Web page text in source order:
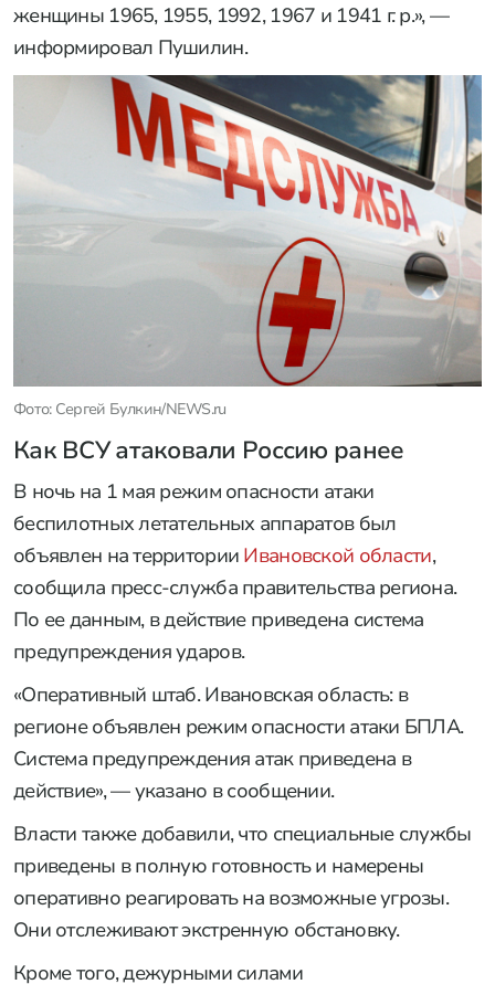
женщины 1965, 1955, 1992, 1967 и 1941 г. р.», —
информировал Пушилин.
Фото: Сергей Булкин/NEWS.ru
Как ВСУ атаковали Россию ранее
В ночь на 1 мая режим опасности атаки
беспилотных летательных аппаратов был
объявлен на территории Ивановской области,
сообщила пресс-служба правительства региона.
По ее данным, в действие приведена система
предупреждения ударов.
«Оперативный штаб. Ивановская область: в
регионе объявлен режим опасности атаки БПЛА.
Система предупреждения атак приведена в
действие», — указано в сообщении.
Власти также добавили, что специальные службы
приведены в полную готовность и намерены
оперативно реагировать на возможные угрозы.
Они отслеживают экстренную обстановку.
Кроме того, дежурными силами